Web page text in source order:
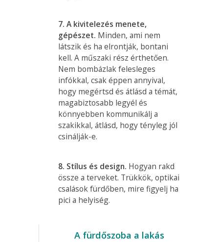
7. A kivitelezés menete,
gépészet. Minden, ami nem
látszik és ha elrontják, bontani
kell. A műszaki rész érthetően.
Nem bombázlak felesleges
infókkal, csak éppen annyival,
hogy megértsd és átlásd a témát,
magabiztosabb legyél és
könnyebben kommunikálj a
szakikkal, átlásd, hogy tényleg jól
csinálják-e.
8. Stílus és design. Hogyan rakd
össze a terveket. Trükkök, optikai
csalások fürdőben, mire figyelj ha
pici a helyiség.
A fürdőszoba a lakás